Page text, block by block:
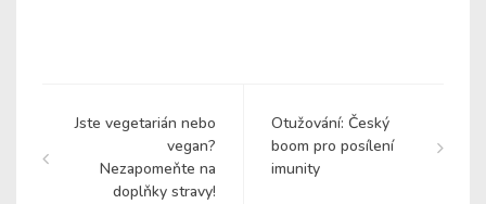
Jste vegetarián nebo
vegan?
Nezapomeňte na
doplňky stravy!
Otužování: Český
boom pro posílení
imunity